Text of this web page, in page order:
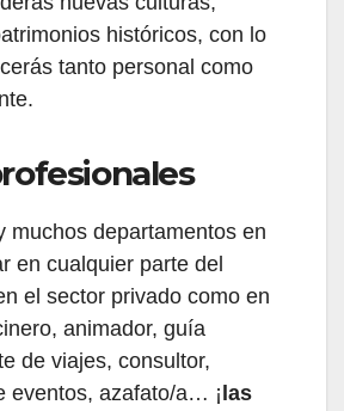
históricos, con lo
tanto personal como
muchos departamentos en
en cualquier parte del
el sector privado como en
animador, guía
de viajes, consultor,
eventos, azafato/a… ¡ las